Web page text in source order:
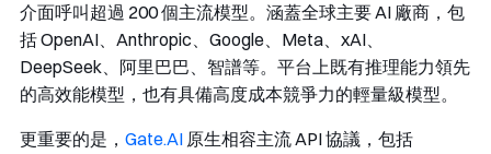
介面呼叫超過 200 個主流模型。涵蓋全球主要 AI 廠商，包
括 OpenAI、Anthropic、Google、Meta、xAI、
DeepSeek、阿里巴巴、智譜等。平台上既有推理能力領先
的高效能模型，也有具備高度成本競爭力的輕量級模型。
更重要的是， Gate.AI 原生相容主流 API 協議，包括